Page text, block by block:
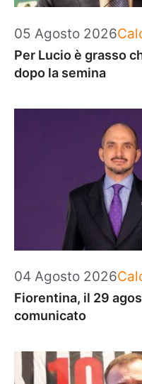
05 Agosto 2026
Per Lucio è grasso
dopo la semina
04 Agosto 2026
Fiorentina, il 29
comunicato